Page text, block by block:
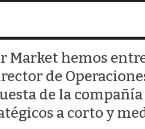
Market hemos
de
de la
a corto y